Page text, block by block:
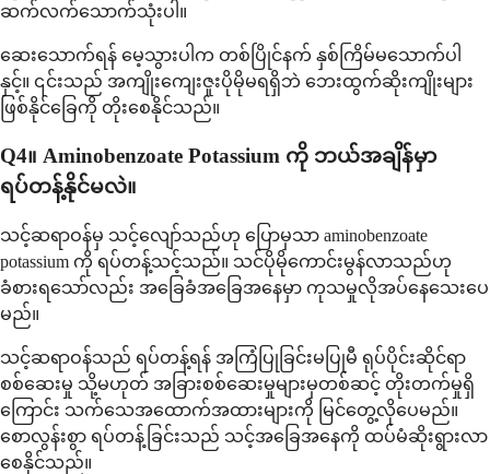
ဆက်လက်သောက်သုံးပါ။
ဆေးသောက်ရန် မေ့သွားပါက တစ်ပြိုင်နက် နှစ်ကြိမ်မသောက်ပါ
နှင့်။ ၎င်းသည် အကျိုးကျေးဇူးပိုမိုမရရှိဘဲ ဘေးထွက်ဆိုးကျိုးများ
ဖြစ်နိုင်ခြေကို တိုးစေနိုင်သည်။
Q4။ Aminobenzoate Potassium ကို ဘယ်အချိန်မှာ
ရပ်တန့်နိုင်မလဲ။
သင့်ဆရာဝန်မှ သင့်လျော်သည်ဟု ပြောမှသာ aminobenzoate
potassium ကို ရပ်တန့်သင့်သည်။ သင်ပိုမိုကောင်းမွန်လာသည်ဟု
ခံစားရသော်လည်း အခြေခံအခြေအနေမှာ ကုသမှုလိုအပ်နေသေးပေ
မည်။
သင့်ဆရာဝန်သည် ရပ်တန့်ရန် အကြံပြုခြင်းမပြုမီ ရုပ်ပိုင်းဆိုင်ရာ
စစ်ဆေးမှု သို့မဟုတ် အခြားစစ်ဆေးမှုများမှတစ်ဆင့် တိုးတက်မှုရှိ
ကြောင်း သက်သေအထောက်အထားများကို မြင်တွေ့လိုပေမည်။
စောလွန်းစွာ ရပ်တန့်ခြင်းသည် သင့်အခြေအနေကို ထပ်မံဆိုးရွားလာ
စေနိုင်သည်။